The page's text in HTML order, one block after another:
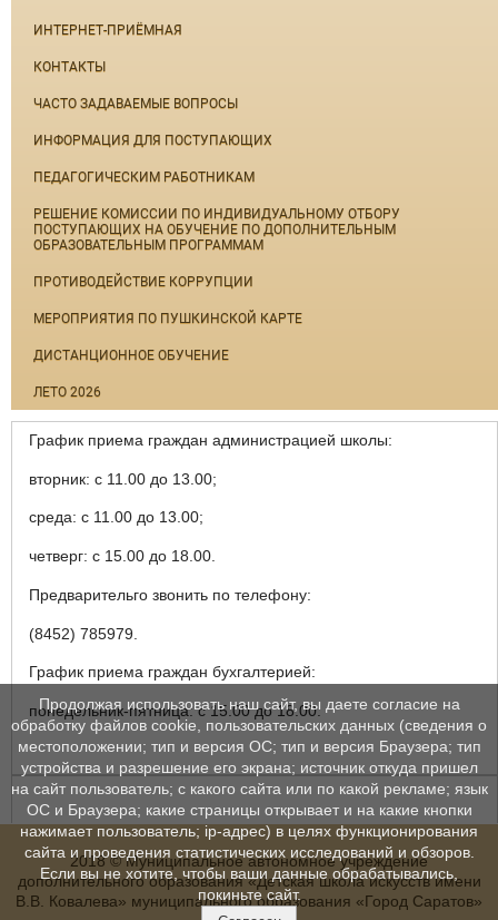
ИНТЕРНЕТ-ПРИЁМНАЯ
КОНТАКТЫ
ЧАСТО ЗАДАВАЕМЫЕ ВОПРОСЫ
ИНФОРМАЦИЯ ДЛЯ ПОСТУПАЮЩИХ
ПЕДАГОГИЧЕСКИМ РАБОТНИКАМ
РЕШЕНИЕ КОМИССИИ ПО ИНДИВИДУАЛЬНОМУ ОТБОРУ
ПОСТУПАЮЩИХ НА ОБУЧЕНИЕ ПО ДОПОЛНИТЕЛЬНЫМ
ОБРАЗОВАТЕЛЬНЫМ ПРОГРАММАМ
ПРОТИВОДЕЙСТВИЕ КОРРУПЦИИ
МЕРОПРИЯТИЯ ПО ПУШКИНСКОЙ КАРТЕ
ДИСТАНЦИОННОЕ ОБУЧЕНИЕ
ЛЕТО 2026
График приема граждан администрацией школы:
вторник: с 11.00 до 13.00;
среда: с 11.00 до 13.00;
четверг: с 15.00 до 18.00.
Предварительго звонить по телефону:
(8452) 785979.
График приема граждан бухгалтерией:
понедельник-пятница: с 15.00 до 18.00.
2018 © Муниципальное автономное учреждение
дополнительного образования «Детская школа искусств имени
В.В. Ковалева» муниципального образования «Город Саратов»
Продолжая использовать наш сайт, вы даете согласие на
обработку файлов cookie, пользовательских данных (сведения о
местоположении; тип и версия ОС; тип и версия Браузера; тип
устройства и разрешение его экрана; источник откуда пришел
на сайт пользователь; с какого сайта или по какой рекламе; язык
ОС и Браузера; какие страницы открывает и на какие кнопки
нажимает пользователь; ip-адрес) в целях функционирования
сайта и проведения статистических исследований и обзоров.
Если вы не хотите, чтобы ваши данные обрабатывались,
покиньте сайт.